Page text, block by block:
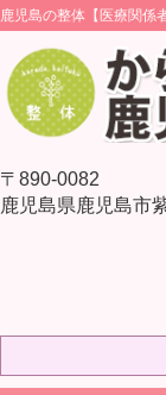
鹿児島の整体【医療関係
〒890-0082
鹿児島県鹿児島市